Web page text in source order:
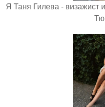
Я Таня Гилева - визажист